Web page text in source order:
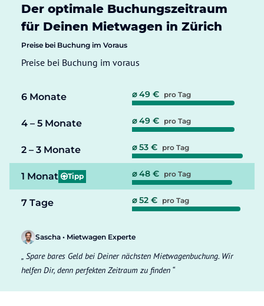
Der optimale Buchungszeitraum
für Deinen Mietwagen in Zürich
Preise bei Buchung im Voraus
Preise bei Buchung im voraus
6 Monate ⌀ 49 € pro Tag
4 – 5 Monate ⌀ 49 € pro Tag
2 – 3 Monate ⌀ 53 € pro Tag
1 Monat Tipp ⌀ 48 € pro Tag
7 Tage ⌀ 52 € pro Tag
Sascha • Mietwagen Experte
Spare bares Geld bei Deiner nächsten Mietwagenbuchung. Wir
helfen Dir, denn perfekten Zeitraum zu finden